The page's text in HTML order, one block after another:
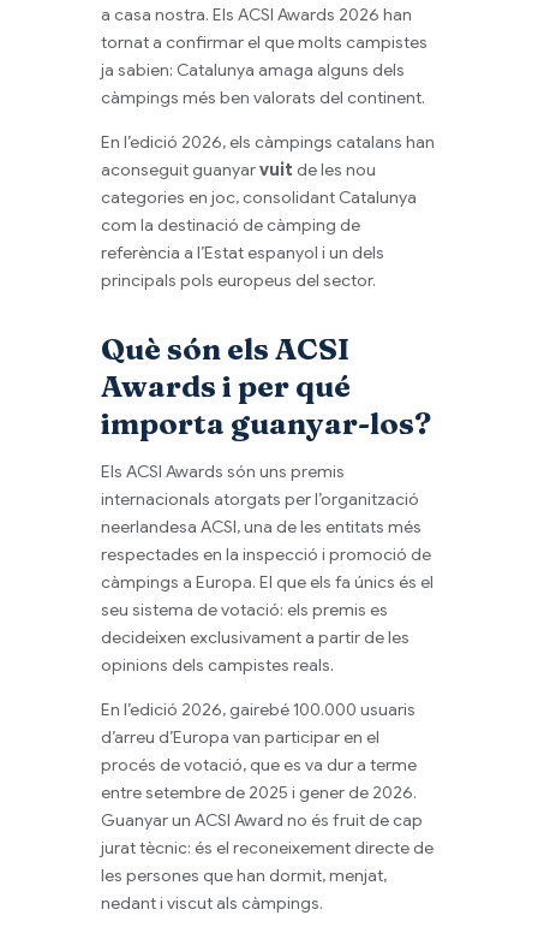
a casa nostra. Els ACSI Awards 2026 han
tornat a confirmar el que molts campistes
ja sabien: Catalunya amaga alguns dels
càmpings més ben valorats del continent.
En l’edició 2026, els càmpings catalans han
aconseguit guanyarvuit de les nou
categories en joc, consolidant Catalunya
com la destinació de càmping de
referència a l’Estat espanyol i un dels
principals pols europeus del sector.
Què són els ACSI
Awards i per qué
importa guanyar-los?
Els ACSI Awards són uns premis
internacionals atorgats per l’organització
neerlandesa ACSI, una de les entitats més
respectades en la inspecció i promoció de
càmpings a Europa. El que els fa únics és el
seu sistema de votació: els premis es
decideixen exclusivament a partir de les
opinions dels campistes reals.
En l’edició 2026, gairebé 100.000 usuaris
d’arreu d’Europa van participar en el
procés de votació, que es va dur a terme
entre setembre de 2025 i gener de 2026.
Guanyar un ACSI Award no és fruit de cap
jurat tècnic: és el reconeixement directe de
les persones que han dormit, menjat,
nedant i viscut als càmpings.